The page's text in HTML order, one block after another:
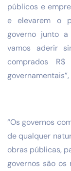
públicos e
e elevarem o
governo junto a
vamos aderir
comprados
“Os governos
de qualquer
obras públicas,
governos são